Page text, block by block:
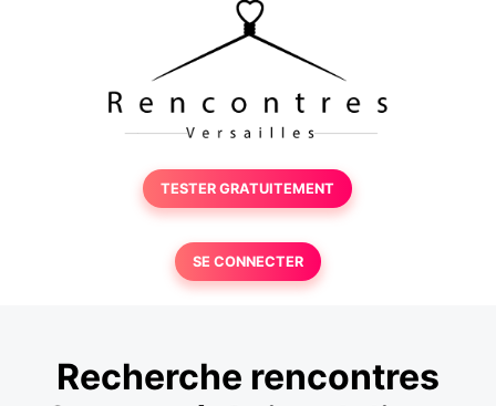
TESTER GRATUITEMENT
SE CONNECTER
Recherche rencontres